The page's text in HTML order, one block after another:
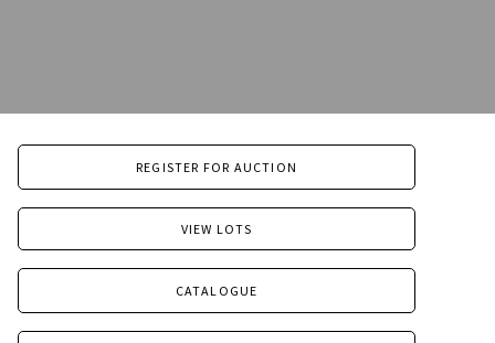
REGISTER FOR AUCTION
VIEW LOTS
CATALOGUE